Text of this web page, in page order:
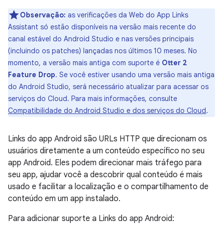
Observação: as verificações da Web do App Links
Assistant só estão disponíveis na versão mais recente do
canal estável do Android Studio e nas versões principais
(incluindo os patches) lançadas nos últimos 10 meses. No
momento, a versão mais antiga com suporte é Otter 2
Feature Drop. Se você estiver usando uma versão mais antiga
do Android Studio, será necessário atualizar para acessar os
serviços do Cloud. Para mais informações, consulte
Compatibilidade do Android Studio e dos serviços do Cloud.
Links do app Android são URLs HTTP que direcionam os
usuários diretamente a um conteúdo específico no seu
app Android. Eles podem direcionar mais tráfego para
seu app, ajudar você a descobrir qual conteúdo é mais
usado e facilitar a localização e o compartilhamento de
conteúdo em um app instalado.
Para adicionar suporte a Links do app Android: